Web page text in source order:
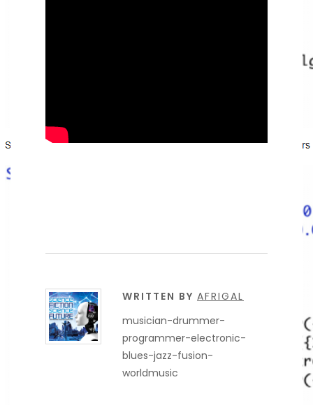
WRITTEN BY AFRIGAL
musician-drummer-
programmer-electronic-
blues-jazz-fusion-
worldmusic